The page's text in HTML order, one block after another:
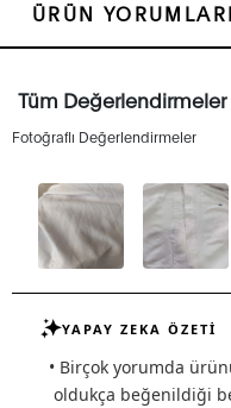
ÜRÜN YORUMLARI
Tüm Değerlendirmeler
Fotoğraflı Değerlendirmeler
YAPAY ZEKA ÖZETİ
• Birçok yorumda
oldukça beğenildiği